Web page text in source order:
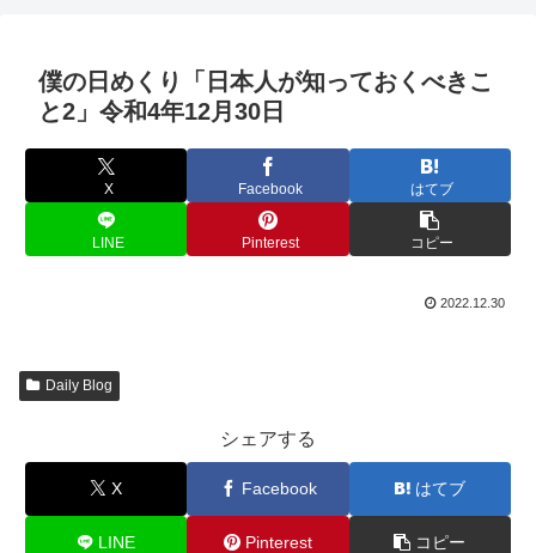
僕の日めくり「日本人が知っておくべきこ
と2」令和4年12月30日
X Facebook はてブ
LINE Pinterest コピー
2022.12.30
Daily Blog
シェアする
X Facebook はてブ
LINE Pinterest コピー